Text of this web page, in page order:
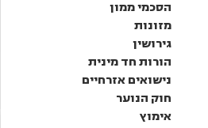
הסכמי ממון
מזונות
גירושין
הורות חד מינית
נישואים אזרחיים
חוק הנוער
אימוץ